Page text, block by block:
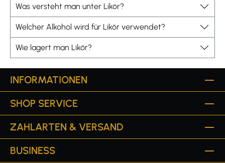
Was versteht man unter Likör?
Welcher Alkohol wird für Likör verwendet?
Wie lagert man Likör?
INFORMATIONEN
SHOP SERVICE
ZAHLARTEN & VERSAND
BUSINESS